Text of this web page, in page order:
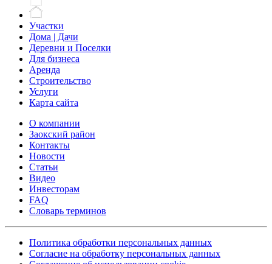
Участки
Дома | Дачи
Деревни и Поселки
Для бизнеса
Аренда
Строительство
Услуги
Карта сайта
О компании
Заокский район
Контакты
Новости
Статьи
Видео
Инвесторам
FAQ
Словарь терминов
Политика обработки персональных данных
Согласие на обработку персональных данных